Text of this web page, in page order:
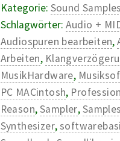
Kategorie: Sound Samples
Schlagwörter: Audio +
Audiospuren bearbeiten,
Arbeiten,
MusikHardware,
PC MACintosh,
Reason,Sampler,Samples
Synthesizer,